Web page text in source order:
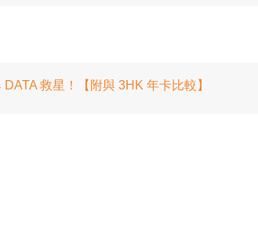
救星！【附與 3HK 年卡比較】